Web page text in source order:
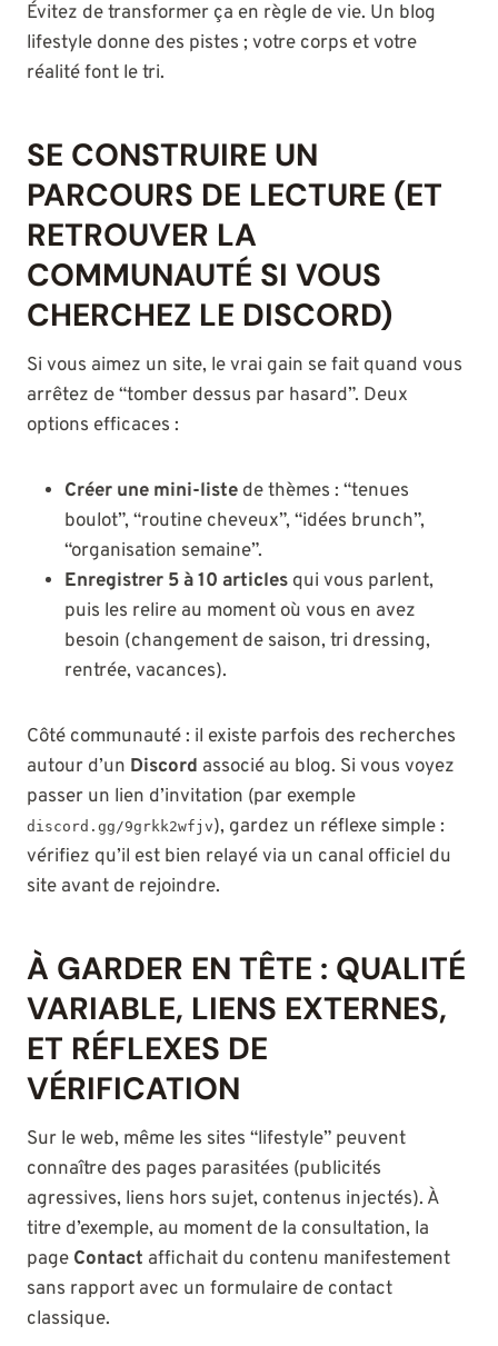
Évitez de transformer ça en règle de vie. Un blog
lifestyle donne des pistes ; votre corps et votre
réalité font le tri.
SE CONSTRUIRE UN
PARCOURS DE LECTURE (ET
RETROUVER LA
COMMUNAUTÉ SI VOUS
CHERCHEZ LE DISCORD)
Si vous aimez un site, le vrai gain se fait quand vous
arrêtez de “tomber dessus par hasard”. Deux
options efficaces :
Créer une mini-liste de thèmes : “tenues
boulot”, “routine cheveux”, “idées brunch”,
“organisation semaine”.
Enregistrer 5 à 10 articles qui vous parlent,
puis les relire au moment où vous en avez
besoin (changement de saison, tri dressing,
rentrée, vacances).
Côté communauté : il existe parfois des recherches
autour d’un Discord associé au blog. Si vous voyez
passer un lien d’invitation (par exemple
discord.gg/9grkk2wfjv), gardez un réflexe simple :
vérifiez qu’il est bien relayé via un canal officiel du
site avant de rejoindre.
À GARDER EN TÊTE : QUALITÉ
VARIABLE, LIENS EXTERNES,
ET RÉFLEXES DE
VÉRIFICATION
Sur le web, même les sites “lifestyle” peuvent
connaître des pages parasitées (publicités
agressives, liens hors sujet, contenus injectés). À
titre d’exemple, au moment de la consultation, la
page Contact affichait du contenu manifestement
sans rapport avec un formulaire de contact
classique.